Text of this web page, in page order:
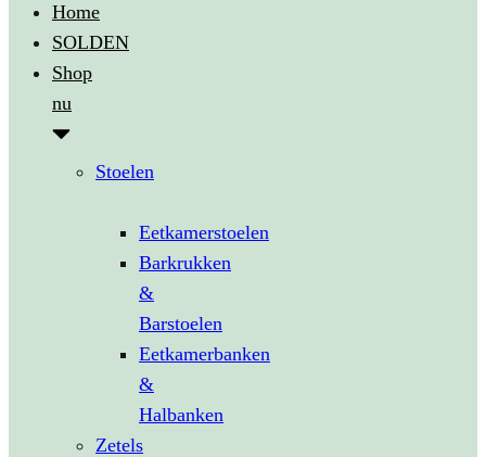
Home
SOLDEN
Shop
nu
Stoelen
Eetkamerstoelen
Barkrukken
&
Barstoelen
Eetkamerbanken
&
Halbanken
Zetels